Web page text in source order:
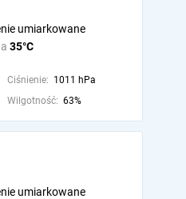
35°C
umiarkowane
Ciśnienie: 1011 hPa
Wilgotność: 63%
umiarkowane